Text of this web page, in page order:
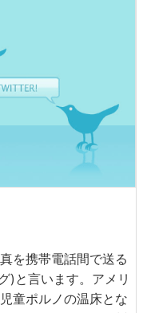
を携帯電話間で送る
)と言います。アメリ
童ポルノの温床とな